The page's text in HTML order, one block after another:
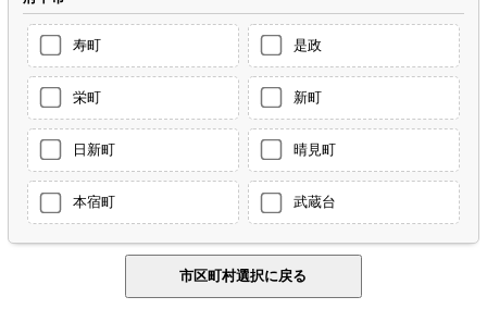
寿町 是政
栄町 新町
日新町 晴見町
本宿町 武蔵台